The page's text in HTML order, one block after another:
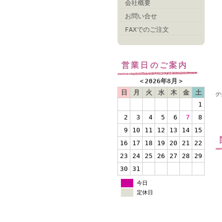
会社概要
お問い合せ
FAXでのご注文
営業日のご案内
＜2026年8月 ＞
日
月 火 水 木 金
土
1
2
3 4 5 6 7
8
9
10 11 12 13 14
15
16
17 18 19 20 21
22
23
24 25 26 27 28
29
30
31
今日
定休日